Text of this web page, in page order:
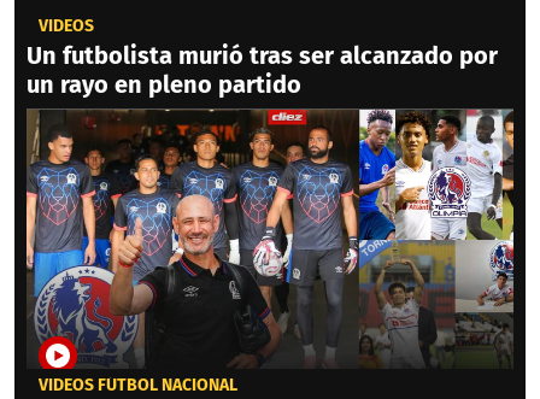
VIDEOS
Un futbolista murió tras ser alcanzado por
un rayo en pleno partido
VIDEOS FÚTBOL NACIONAL